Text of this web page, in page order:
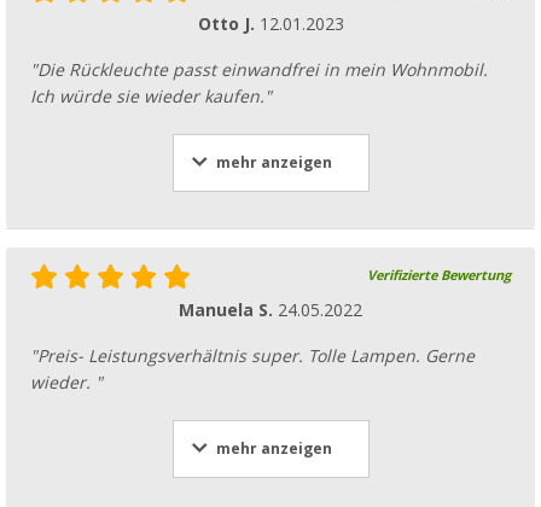
Otto J. 12.01.2023
"Die Rückleuchte passt einwandfrei in mein Wohnmobil.
Ich würde sie wieder kaufen."
mehr anzeigen
Verifizierte Bewertung
Manuela S. 24.05.2022
"Preis- Leistungsverhältnis super. Tolle Lampen. Gerne
wieder. "
mehr anzeigen